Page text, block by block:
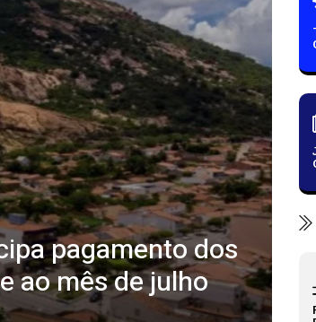
pagamento dos
ao mês de julho